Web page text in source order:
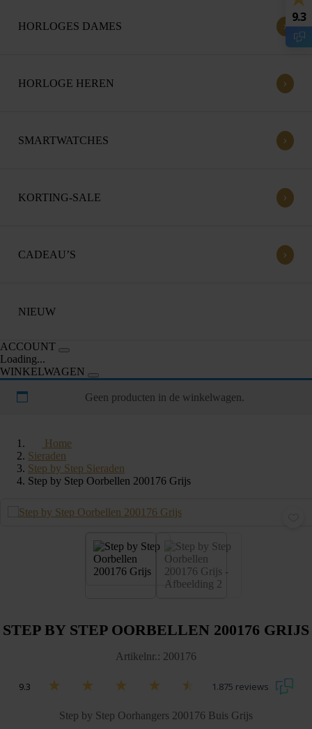
HORLOGES DAMES ›
HORLOGE HEREN ›
SMARTWATCHES ›
KORTING-SALE ›
CADEAU’S ›
NIEUW
ACCOUNT
Loading...
WINKELWAGEN
Geen producten in de winkelwagen.
Home
Sieraden
Step by Step Sieraden
Step by Step Oorbellen 200176 Grijs
STEP BY STEP OORBELLEN 200176 GRIJS
Artikelnr.: 200176
9.3 1.875 reviews
Step by Step Oorhangers 200176 Buis Grijs
9.3